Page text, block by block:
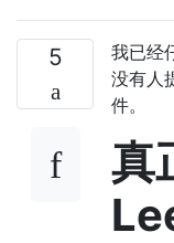
5
我已经
没有人
件。
真